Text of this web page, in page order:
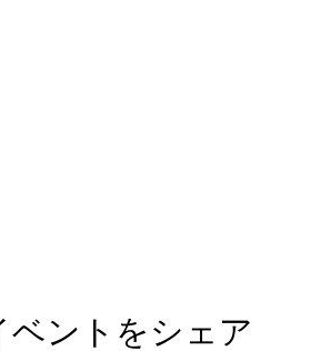
ベントをシェア